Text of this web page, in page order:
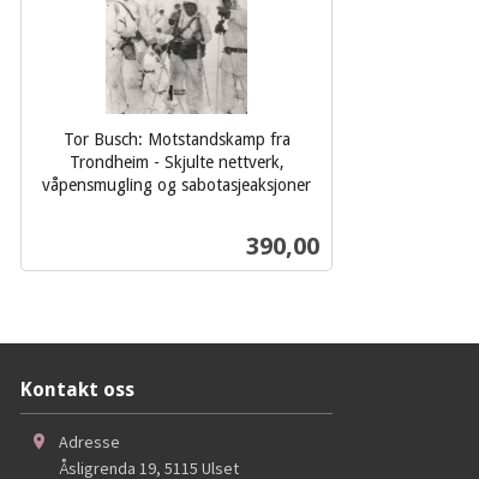
Tor Busch: Motstandskamp fra
Trondheim - Skjulte nettverk,
våpensmugling og sabotasjeaksjoner
Pris
390,00
Kontakt oss
Adresse
Åsligrenda 19, 5115 Ulset